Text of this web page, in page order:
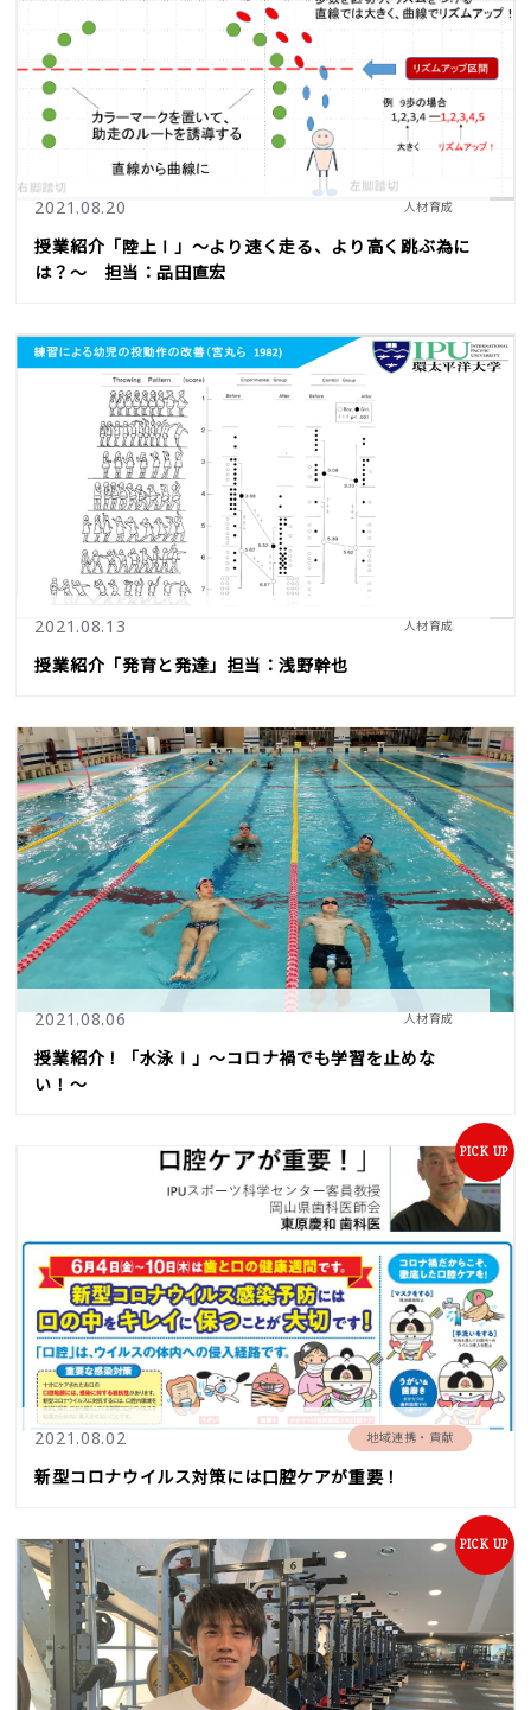
2021.08.20 人材育成
授業紹介「陸上Ⅰ」～より速く走る、より高く跳ぶ為に
は？～ 担当：品田直宏
2021.08.13 人材育成
授業紹介「発育と発達」担当：浅野幹也
2021.08.06 人材育成
授業紹介！「水泳Ⅰ」〜コロナ禍でも学習を止めな
い！〜
PICK UP
2021.08.02 地域連携・貢献
新型コロナウイルス対策には口腔ケアが重要！
PICK UP